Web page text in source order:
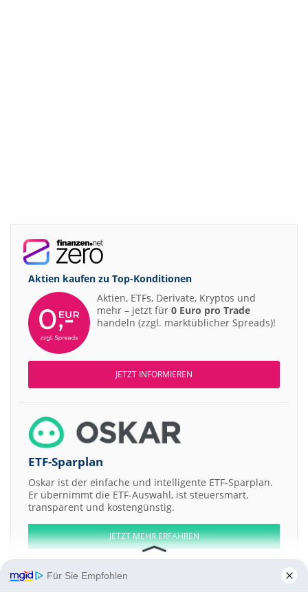
Aktien kaufen zu Top-Konditionen
Aktien, ETFs, Derivate, Kryptos und
mehr – jetzt für 0 Euro pro Trade
handeln (zzgl. marktüblicher Spreads)!
JETZT INFORMIEREN
ETF-Sparplan
Oskar ist der einfache und intelligente ETF-Sparplan.
Er übernimmt die ETF-Auswahl, ist steuersmart,
transparent und kostengünstig.
JETZT MEHR ERFAHREN
Für Sie Empfohlen